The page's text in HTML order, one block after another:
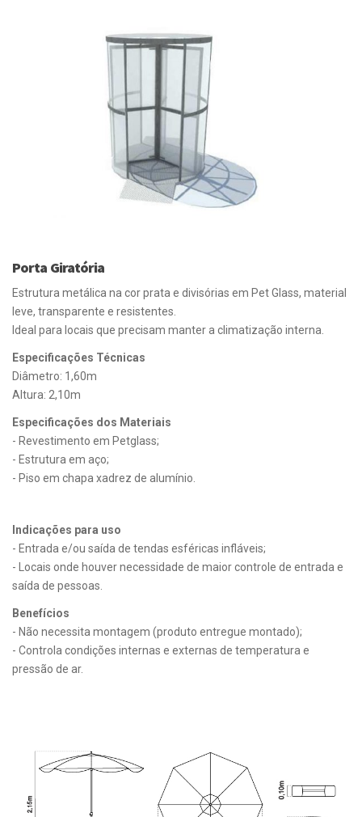
Porta Giratória
Estrutura metálica na cor prata e divisórias em Pet Glass, material
leve, transparente e resistentes.
Ideal para locais que precisam manter a climatização interna.
Especificações Técnicas
Diâmetro: 1,60m
Altura: 2,10m
Especificações dos Materiais
- Revestimento em Petglass;
- Estrutura em aço;
- Piso em chapa xadrez de alumínio.
Indicações para uso
- Entrada e/ou saída de tendas esféricas infláveis;
- Locais onde houver necessidade de maior controle de entrada e
saída de pessoas.
Benefícios
- Não necessita montagem (produto entregue montado);
- Controla condições internas e externas de temperatura e
pressão de ar.